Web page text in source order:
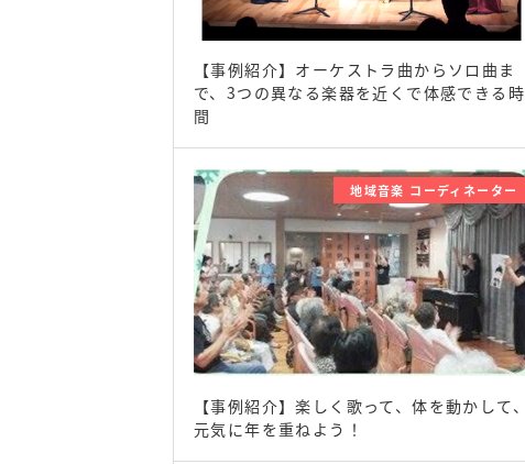
【事例紹介】オーケストラ曲からソロ曲ま
で、3つの異なる楽器を近くで体感できる時
間
地域音楽 コーディネーター
【事例紹介】楽しく歌って、体を動かして、
元気に年を重ねよう！